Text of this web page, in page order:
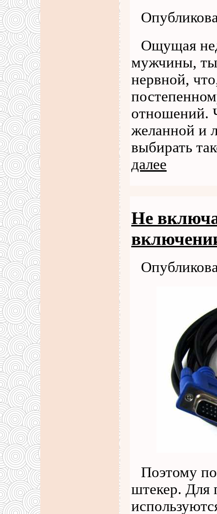
Ощущая
мужчины, ты
нервной,
отношений.
желанной и
выбирать
далее
Не
Поэтому
штекер. Для